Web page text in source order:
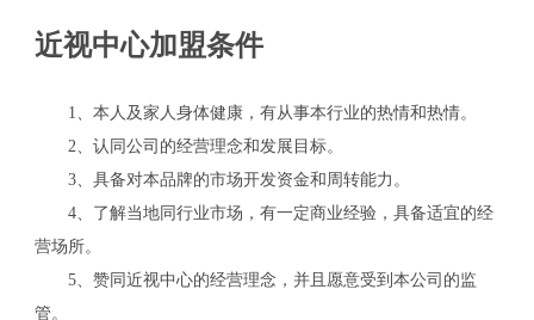
近视中心加盟条件
1、本人及家人身体健康，有从事本行业的热情和热情。
2、认同公司的经营理念和发展目标。
3、具备对本品牌的市场开发资金和周转能力。
4、了解当地同行业市场，有一定商业经验，具备适宜的经
营场所。
5、赞同近视中心的经营理念，并且愿意受到本公司的监
管。